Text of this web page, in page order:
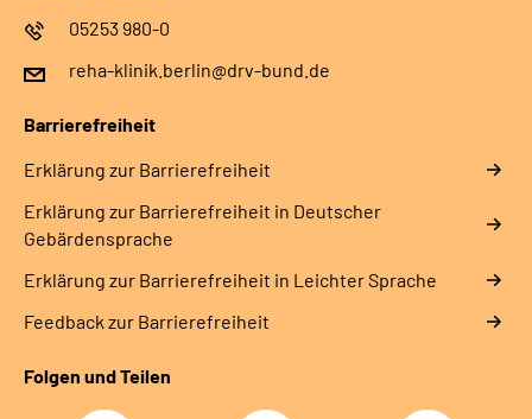
05253 980-0
reha-klinik.berlin@drv-bund.de
Barrierefreiheit
Erklärung zur Barrierefreiheit
Erklärung zur Barrierefreiheit in Deutscher
Gebärdensprache
Erklärung zur Barrierefreiheit in Leichter Sprache
Feedback zur Barrierefreiheit
Folgen und Teilen